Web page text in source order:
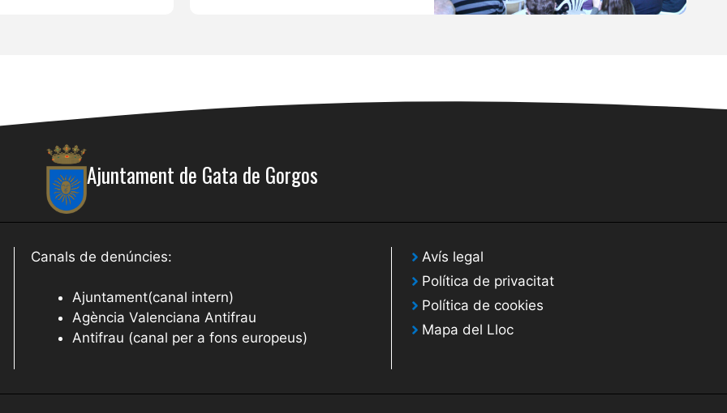
Ajuntament de Gata de Gorgos
Canals de denúncies:
Ajuntament(canal intern)
Agència Valenciana Antifrau
Antifrau (canal per a fons europeus)
Avís legal
Política de privacitat
Política de cookies
Mapa del Lloc